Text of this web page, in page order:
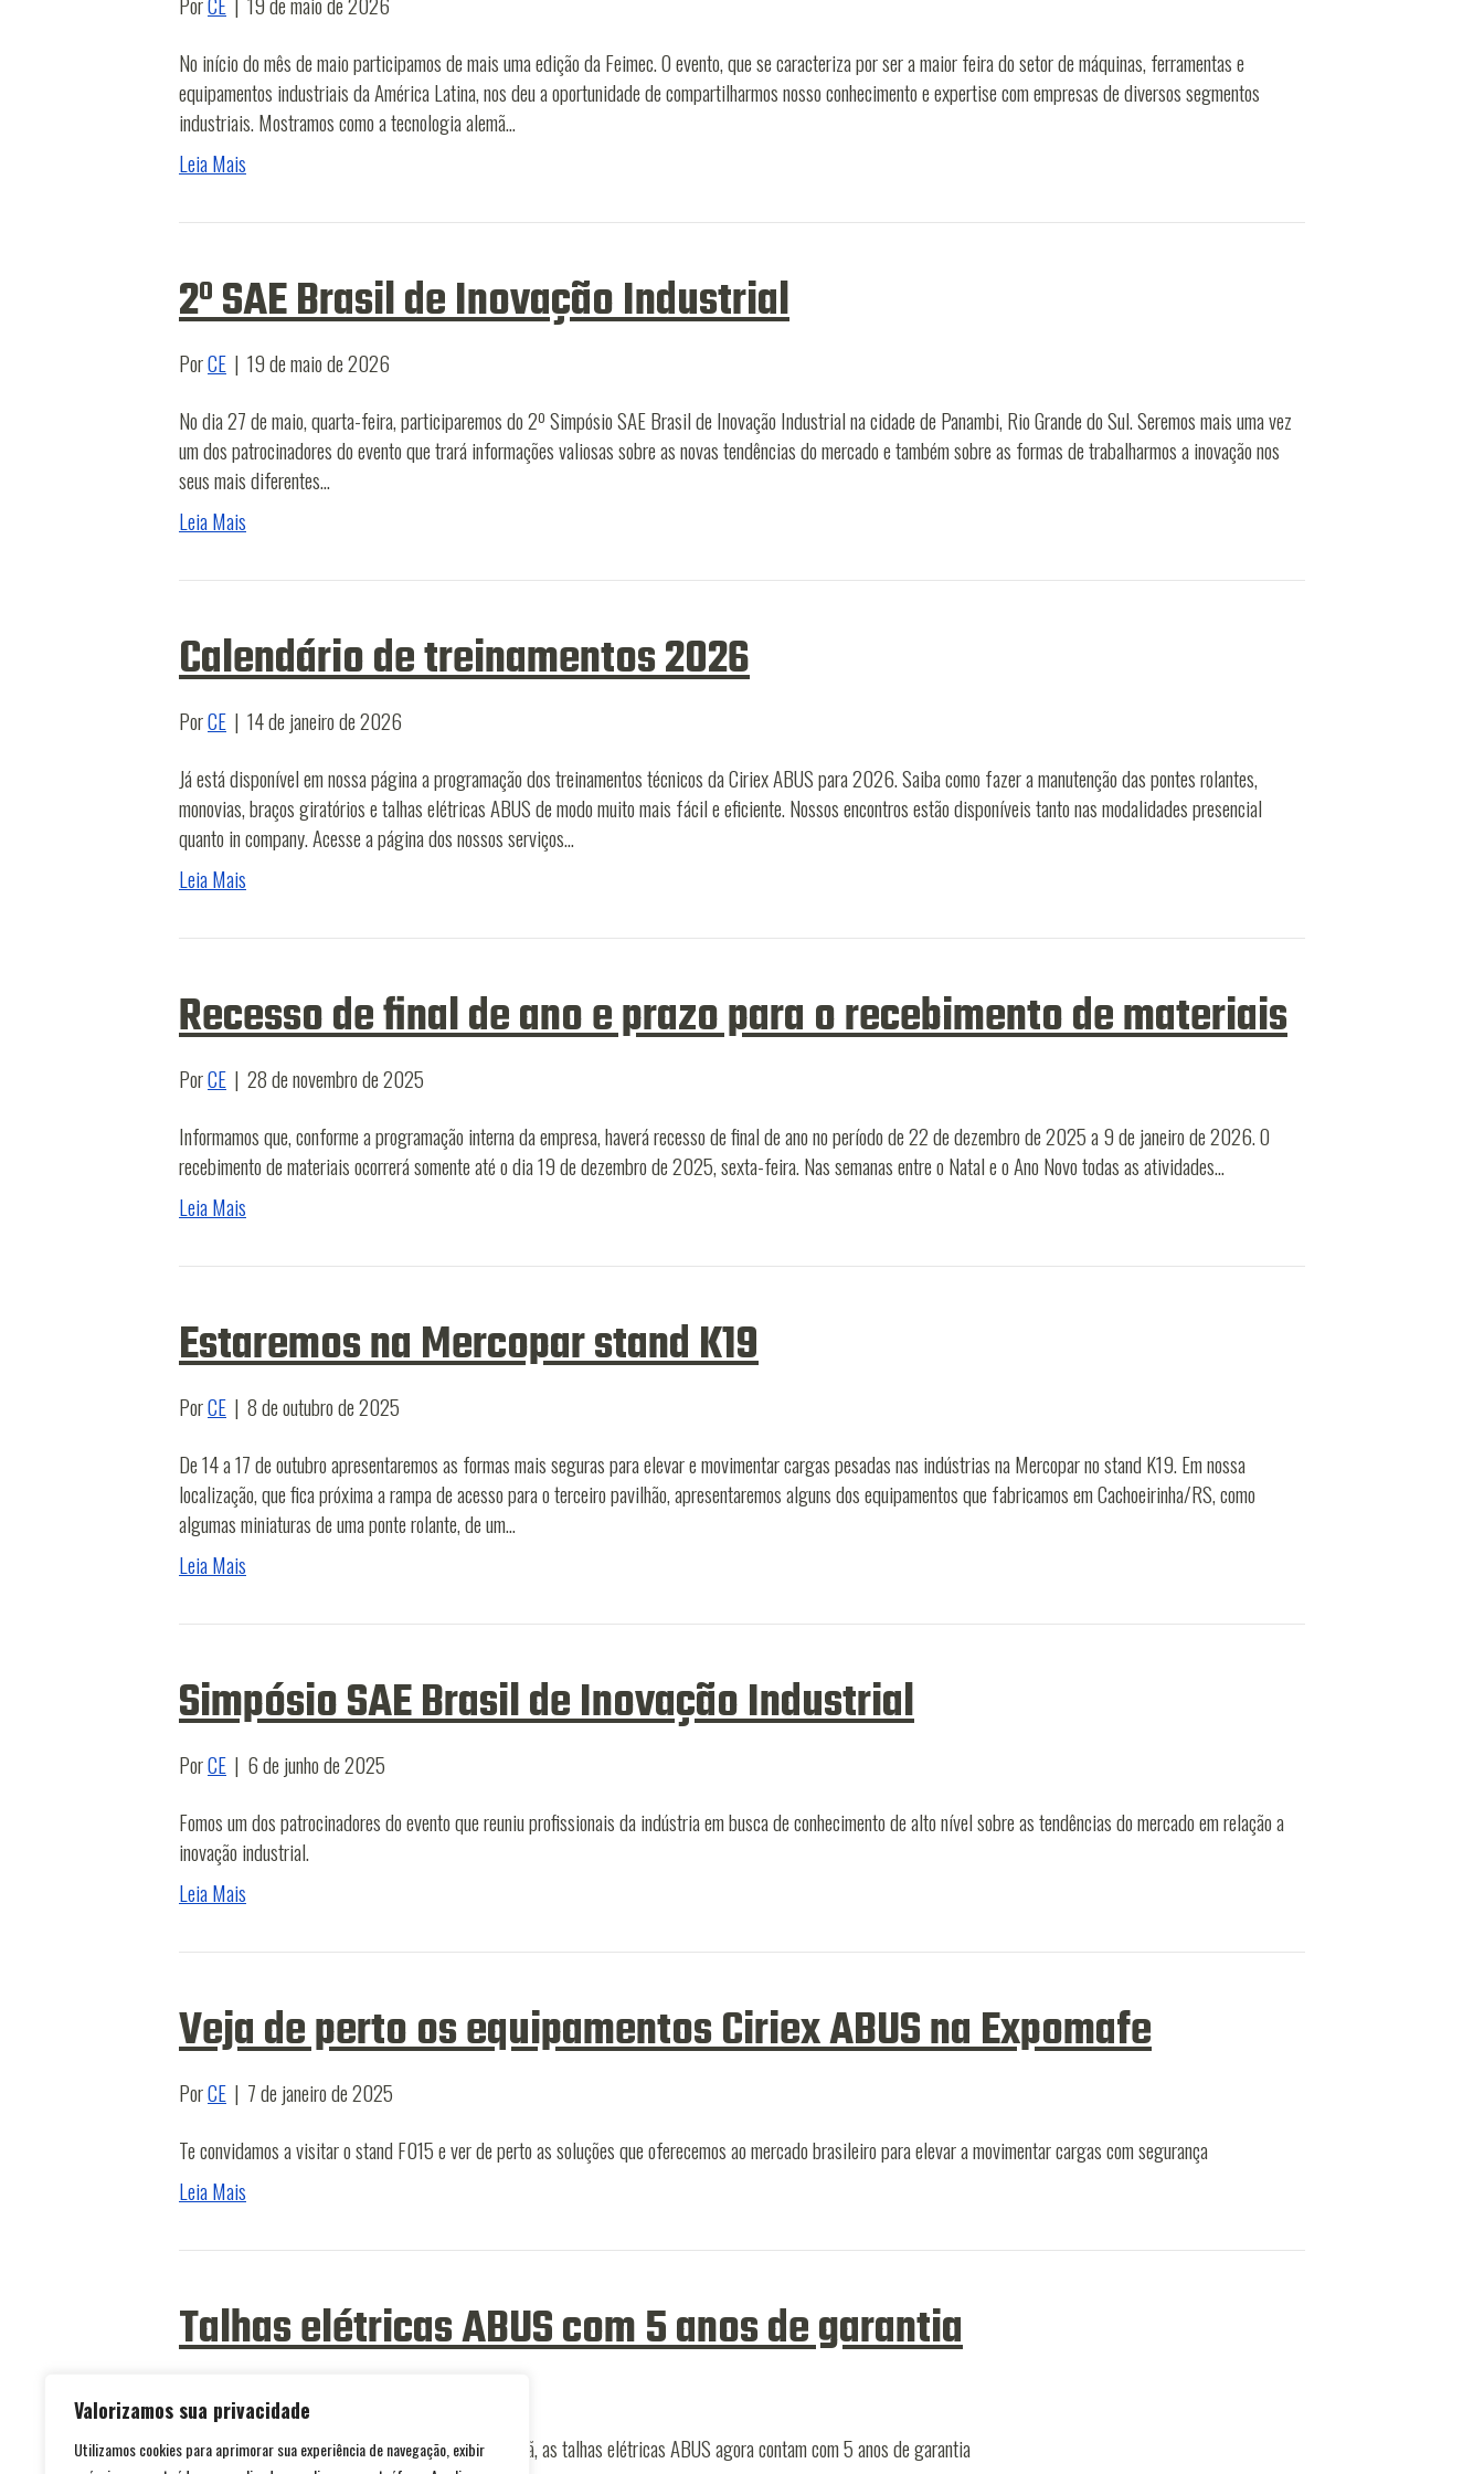
Valorizamos sua privacidade
Utilizamos cookies para aprimorar sua experiência de navegação, exibir
No início do mês de maio participamos de mais uma edição da Feimec. O evento, que se caracteriza por ser a maior feira do setor de máquinas, ferramentas e
equipamentos industriais da América Latina, nos deu a oportunidade de compartilharmos nosso conhecimento e expertise com empresas de diversos segmentos
industriais. Mostramos como a tecnologia alemã…
Leia Mais
2º SAE Brasil de Inovação Industrial
PorCE | 19 de maio de 2026
No dia 27 de maio, quarta-feira, participaremos do 2º Simpósio SAE Brasil de Inovação Industrial na cidade de Panambi, Rio Grande do Sul. Seremos mais uma vez
um dos patrocinadores do evento que trará informações valiosas sobre as novas tendências do mercado e também sobre as formas de trabalharmos a inovação nos
seus mais diferentes…
Leia Mais
Calendário de treinamentos 2026
PorCE | 14 de janeiro de 2026
Já está disponível em nossa página a programação dos treinamentos técnicos da Ciriex ABUS para 2026. Saiba como fazer a manutenção das pontes rolantes,
monovias, braços giratórios e talhas elétricas ABUS de modo muito mais fácil e eficiente. Nossos encontros estão disponíveis tanto nas modalidades presencial
quanto in company. Acesse a página dos nossos serviços…
Leia Mais
Recesso de final de ano e prazo para o recebimento de materiais
PorCE | 28 de novembro de 2025
Informamos que, conforme a programação interna da empresa, haverá recesso de final de ano no período de 22 de dezembro de 2025 a 9 de janeiro de 2026. O
recebimento de materiais ocorrerá somente até o dia 19 de dezembro de 2025, sexta-feira. Nas semanas entre o Natal e o Ano Novo todas as atividades…
Leia Mais
Estaremos na Mercopar stand K19
PorCE | 8 de outubro de 2025
De 14 a 17 de outubro apresentaremos as formas mais seguras para elevar e movimentar cargas pesadas nas indústrias na Mercopar no stand K19. Em nossa
localização, que fica próxima a rampa de acesso para o terceiro pavilhão, apresentaremos alguns dos equipamentos que fabricamos em Cachoeirinha/RS, como
algumas miniaturas de uma ponte rolante, de um…
Leia Mais
Simpósio SAE Brasil de Inovação Industrial
PorCE | 6 de junho de 2025
Fomos um dos patrocinadores do evento que reuniu profissionais da indústria em busca de conhecimento de alto nível sobre as tendências do mercado em relação a
inovação industrial.
Leia Mais
Veja de perto os equipamentos Ciriex ABUS na Expomafe
PorCE | 7 de janeiro de 2025
Te convidamos a visitar o stand F015 e ver de perto as soluções que oferecemos ao mercado brasileiro para elevar a movimentar cargas com segurança
Leia Mais
Talhas elétricas ABUS com 5 anos de garantia
Além de contarem com o melhor da tecnologia alemã, as talhas elétricas ABUS agora contam com 5 anos de garantia